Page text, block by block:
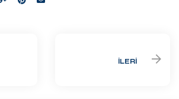
İLERI